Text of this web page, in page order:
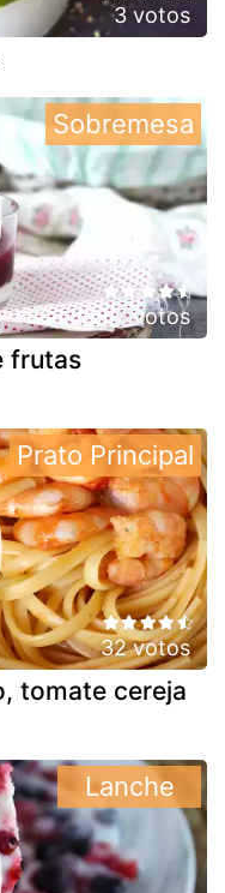
3 votos
7 votos
frutas
Sobremesa
32 votos
tomate cereja
Prato Principal
Lanche